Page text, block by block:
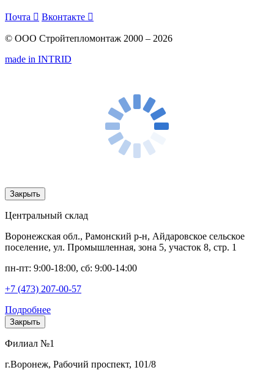
Почта  Вконтакте 
© ООО Стройтепломонтаж 2000 – 2026
made in INTRID
Закрыть
Центральный склад
Воронежская обл., Рамонский р-н, Айдаровское сельское
поселение, ул. Промышленная, зона 5, участок 8, стр. 1
пн-пт: 9:00-18:00, сб: 9:00-14:00
+7 (473) 207-00-57
Подробнее
Закрыть
Филиал №1
г.Воронеж, Рабочий проспект, 101/8